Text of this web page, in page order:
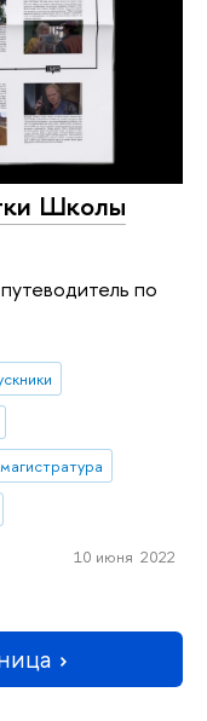
Школы
по
магистратура
10 июня 2022